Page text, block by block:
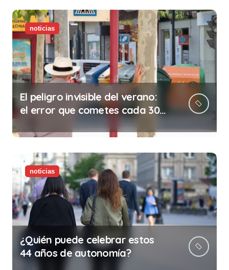
noticias
El peligro invisible del verano:
el error que cometes cada 30
minutos en tu trabajo (y la
ilegalidad que te puede costar
la vida)
noticias
¿Quién puede celebrar estos
44 años de autonomía?